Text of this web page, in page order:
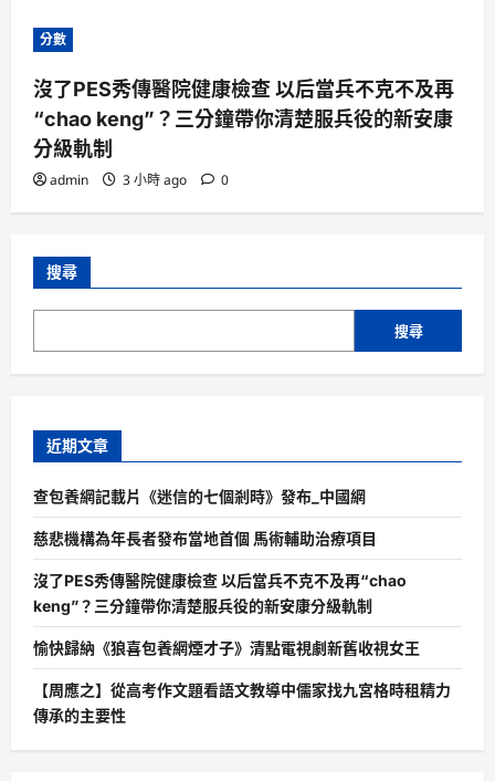
分數
沒了PES秀傳醫院健康檢查 以后當兵不克不及再
“chao keng”？三分鐘帶你清楚服兵役的新安康
分級軌制
admin 3 小時 ago 0
搜尋
搜尋
近期文章
查包養網記載片《迷信的七個剎時》發布_中國網
慈悲機構為年長者發布當地首個 馬術輔助治療項目
沒了PES秀傳醫院健康檢查 以后當兵不克不及再“chao
keng”？三分鐘帶你清楚服兵役的新安康分級軌制
愉快歸納《狼喜包養網煙才子》清點電視劇新舊收視女王
【周應之】從高考作文題看語文教導中儒家找九宮格時租精力
傳承的主要性